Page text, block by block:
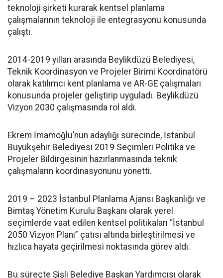
teknoloji şirketi kurarak kentsel planlama
çalışmalarının teknoloji ile entegrasyonu konusunda
çalıştı.
2014-2019 yılları arasında Beylikdüzü Belediyesi,
Teknik Koordinasyon ve Projeler Birimi Koordinatörü
olarak katılımcı kent planlama ve AR-GE çalışmaları
konusunda projeler geliştirip uyguladı. Beylikdüzü
Vizyon 2030 çalışmasında rol aldı.
Ekrem İmamoğlu’nun adaylığı sürecinde, İstanbul
Büyükşehir Belediyesi 2019 Seçimleri Politika ve
Projeler Bildirgesinin hazırlanmasında teknik
çalışmaların koordinasyonunu yönetti.
2019 – 2023 İstanbul Planlama Ajansı Başkanlığı ve
Bimtaş Yönetim Kurulu Başkanı olarak yerel
seçimlerde vaat edilen kentsel politikaları “İstanbul
2050 Vizyon Planı” çatısı altında birleştirilmesi ve
hızlıca hayata geçirilmesi noktasında görev aldı.
Bu süreçte Şişli Belediye Başkan Yardımcısı olarak